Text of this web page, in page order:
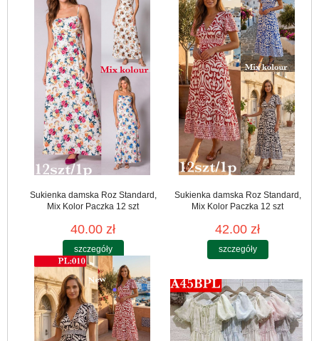
Sukienka damska Roz Standard,
Mix Kolor Paczka 12 szt
40.00 zł
szczegóły
Sukienka damska Roz Standard,
Mix Kolor Paczka 12 szt
42.00 zł
szczegóły